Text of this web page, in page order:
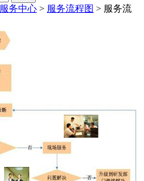
服务中心 > 服务流程图 > 服务流